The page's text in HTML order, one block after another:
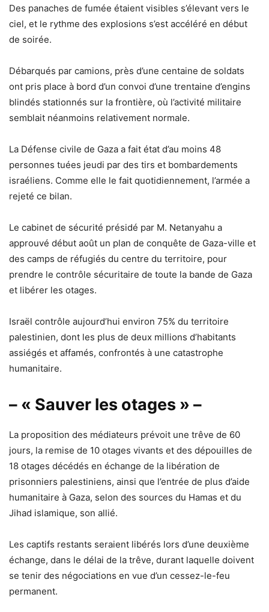
Des panaches de fumée étaient visibles s’élevant vers le
ciel, et le rythme des explosions s’est accéléré en début
de soirée.
Débarqués par camions, près d’une centaine de soldats
ont pris place à bord d’un convoi d’une trentaine d’engins
blindés stationnés sur la frontière, où l’activité militaire
semblait néanmoins relativement normale.
La Défense civile de Gaza a fait état d’au moins 48
personnes tuées jeudi par des tirs et bombardements
israéliens. Comme elle le fait quotidiennement, l’armée a
rejeté ce bilan.
Le cabinet de sécurité présidé par M. Netanyahu a
approuvé début août un plan de conquête de Gaza-ville et
des camps de réfugiés du centre du territoire, pour
prendre le contrôle sécuritaire de toute la bande de Gaza
et libérer les otages.
Israël contrôle aujourd’hui environ 75% du territoire
palestinien, dont les plus de deux millions d’habitants
assiégés et affamés, confrontés à une catastrophe
humanitaire.
– « Sauver les otages » –
La proposition des médiateurs prévoit une trêve de 60
jours, la remise de 10 otages vivants et des dépouilles de
18 otages décédés en échange de la libération de
prisonniers palestiniens, ainsi que l’entrée de plus d’aide
humanitaire à Gaza, selon des sources du Hamas et du
Jihad islamique, son allié.
Les captifs restants seraient libérés lors d’une deuxième
échange, dans le délai de la trêve, durant laquelle doivent
se tenir des négociations en vue d’un cessez-le-feu
permanent.